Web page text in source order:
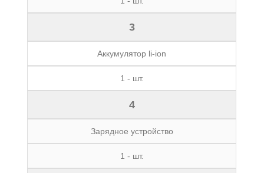
3
Аккумулятор li-ion
1 - шт.
4
Зарядное устройство
1 - шт.